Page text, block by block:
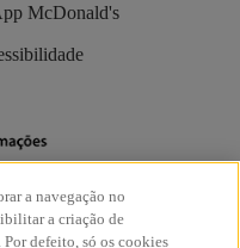
McDonald's
aderentes doLivro de
.
a navegação no
a criação de
defeito, só os cookies